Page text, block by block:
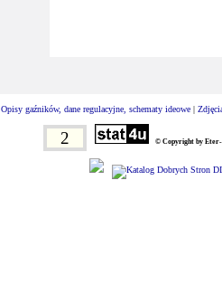
Opisy gaźników, dane regulacyjne, schematy ideowe |
2 © Copyright by